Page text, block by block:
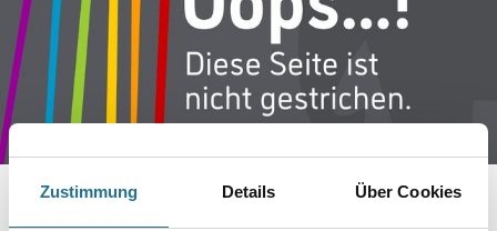
Zustimmung Details Über Cookies